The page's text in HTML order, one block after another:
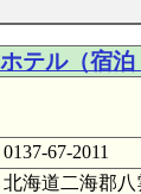
テル（宿
0137-67-2011
北海道二海郡八